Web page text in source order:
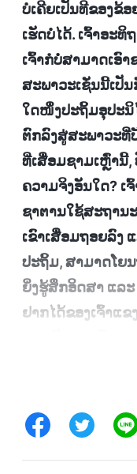
ບໍ່ເຄີຍເປັນທີຂອງຂ້ອ
ເຮັດບໍ່ໄດ້. ເຈົ້າອະ
ເຈົ້າກໍບໍ່ສາມາດເອົ
ສະພາວະເຊັ່ນນີ້ເປັ
ໃດໜຶ່ງປະຖິ້ມອຸປະນິ
ຕົກລົງສູ່ສະພາວະທີ່
ທີ່ເສື່ອມຊາມເຫຼົ່ານີ້,
ຄວາມຈິງອັນໃດ? ເ
ຊາຕານໃຊ້ສະຖານ
ເຂົາເສື່ອມຖອຍລົງ
ປະຖິ້ມ, ສາມາດໂຍ
ຍິ່ງຮູ້ສຶກອິດສາ ແລ
ຢາກໄດ້ຂອງເຈົ້າແ
ຢູ່ພາຍໃນຫຼາຍຂຶ້ນ
ໄດ້ດີຈັກເທື່ອ, ເຈົ້າ
ຄວາມຈິງ” ໃນໜັງສື
ພຣະເຈົ້າເປີດເຜີຍ